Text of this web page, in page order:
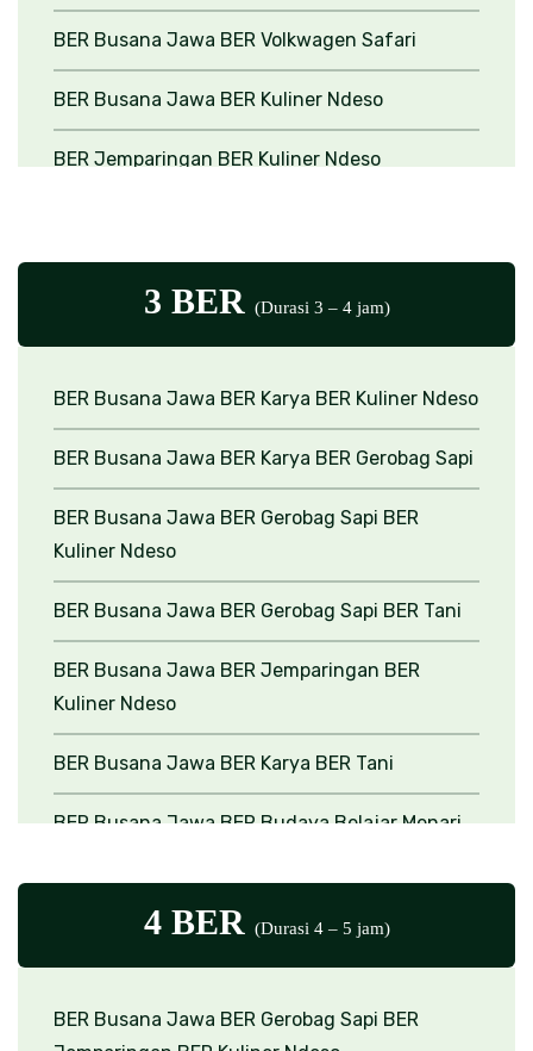
BER Busana Jawa BER Volkwagen Safari
BER Busana Jawa BER Kuliner Ndeso
BER Jemparingan BER Kuliner Ndeso
3 BER (Durasi 3 – 4 jam)
BER Busana Jawa BER Karya BER Kuliner Ndeso
BER Busana Jawa BER Karya BER Gerobag Sapi
BER Busana Jawa BER Gerobag Sapi BER
Kuliner Ndeso
BER Busana Jawa BER Gerobag Sapi BER Tani
BER Busana Jawa BER Jemparingan BER
Kuliner Ndeso
BER Busana Jawa BER Karya BER Tani
BER Busana JawaBER Budaya Belajar Menari
BER Busana JawaBER Outbound
BER Gerobag Sapi BER OutboundBER Kuliner
Ndeso
4 BER (Durasi 4 – 5 jam)
BER Busana Jawa BER Gerobag Sapi BER